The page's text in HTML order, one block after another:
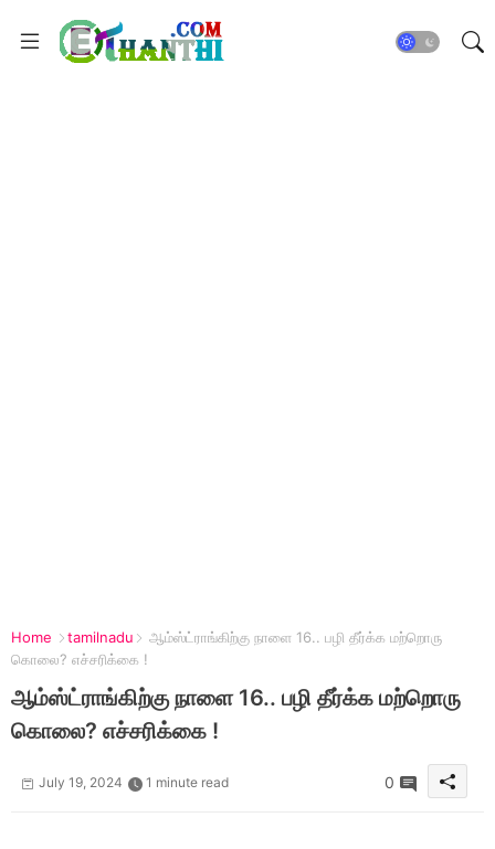
Home tamilnadu
ஆம்ஸ்ட்ராங்கிற்கு நாளை 16.. பழி தீர்க்க மற்றொரு
கொலை? எச்சரிக்கை !
ஆம்ஸ்ட்ராங்கிற்கு நாளை 16.. பழி தீர்க்க மற்றொரு
கொலை? எச்சரிக்கை !
July 19, 2024 1 minute read 0